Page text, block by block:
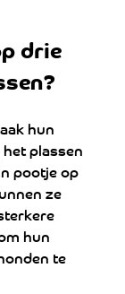
drie
hun
plassen
pootje op
ze
hun
te